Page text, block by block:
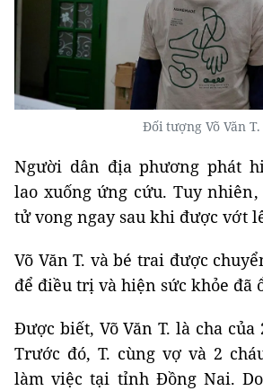
Đối tượng Võ Văn T.
Người dân địa phương phát
lao xuống ứng cứu. Tuy
tử vong ngay sau khi được vớt
Võ Văn T. và bé trai được
để điều trị và hiện sức khỏe đã
Được biết, Võ Văn T. là cha của
Trước đó, T. cùng vợ và 2
làm việc tại tỉnh Đồng Nai.